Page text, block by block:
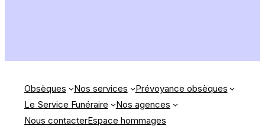
Obsèques Nos services
Prévoyance obsèques
Le Service Funéraire
Nos agences
Nous contacterEspace hommages